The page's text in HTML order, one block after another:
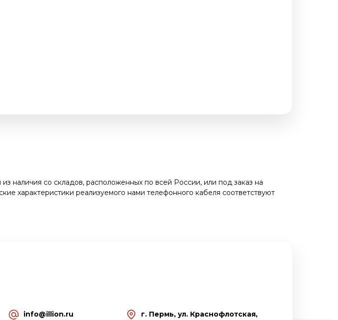
наличия со складов, расположенных по всей России, или под заказ на
характеристики реализуемого нами телефонного кабеля соответствуют
info@illion.ru г. Пермь, ул. Краснофлотская,